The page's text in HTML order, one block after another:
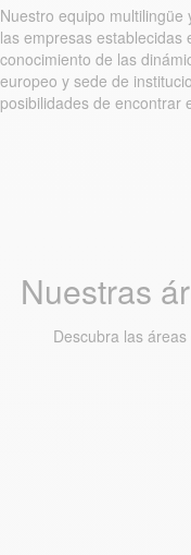
Nuestro equipo
las empresas establecidas
conocimiento de las
europeo y sede de
posibilidades de encontrar
Nuestras
Descubra las